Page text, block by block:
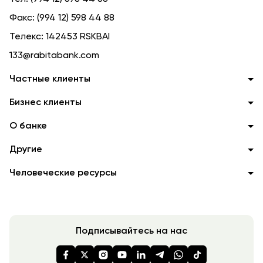
Частные клиенты
Бизнес клиенты
О банке
Другие
Человеческие ресурсы
Факс: (994 12) 598 44 88
Телекс: 142453 RSKBAI
133@rabitabank.com
Подписывайтесь на нас